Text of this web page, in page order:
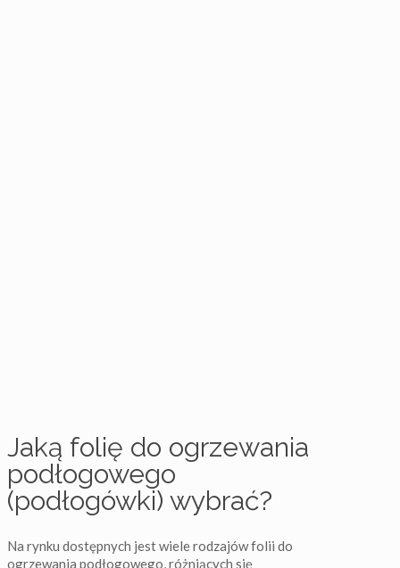
Jaką folię do ogrzewania
podłogowego
(podłogówki) wybrać?
Na rynku dostępnych jest wiele rodzajów folii do
ogrzewania podłogowego, różniących się